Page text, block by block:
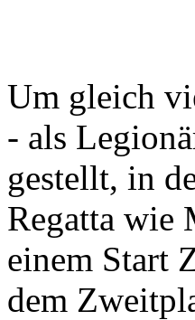
Um gleich
- als
gestellt, in
Regatta wie
einem Start
dem